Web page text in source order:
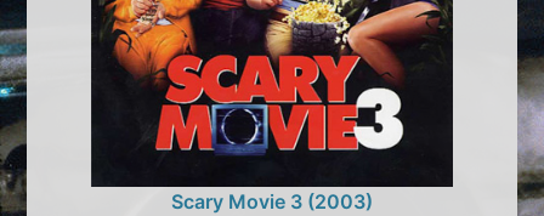
Scary Movie 3 (2003)